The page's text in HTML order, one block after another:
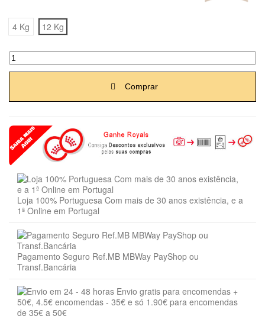
4 Kg 12 Kg
Comprar
Loja 100% Portuguesa Com mais de 30 anos existência, e a
1ª Online em Portugal
Pagamento Seguro Ref.MB MBWay PayShop ou
Transf.Bancária